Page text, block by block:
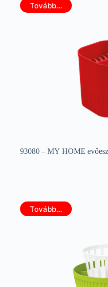
Tovább...
93080 – MY HOME
Tovább...